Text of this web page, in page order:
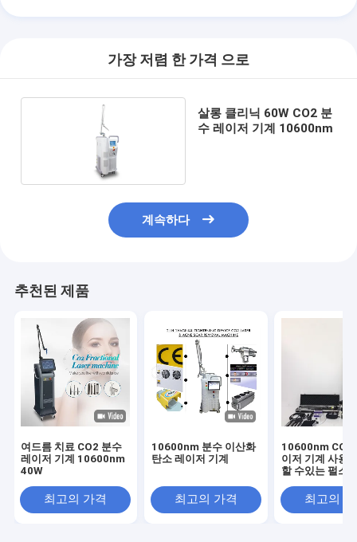
가장 저렴 한 가격 으로
살롱 클리닉 60W CO2 분
수 레이저 기계 10600nm
계속하다
추천된 제품
여드름 치료 CO2 분수
레이저 기계 10600nm
40W
최고의 가격
10600nm 분수 이산화
탄소 레이저 기계
최고의 가격
10600nm CO2
이저 기계 사용
할 수있는 펄스
최고의